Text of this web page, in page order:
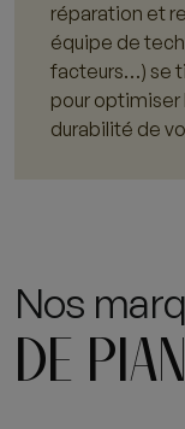
réparation et
équipe de
facteurs…) se
pour optimiser
durabilité de
Nos
DE